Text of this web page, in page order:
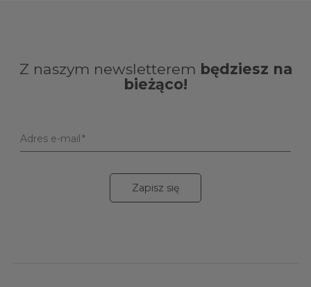
Z naszym newsletterem będziesz na
bieżąco!
Adres e-mail
Zapisz się